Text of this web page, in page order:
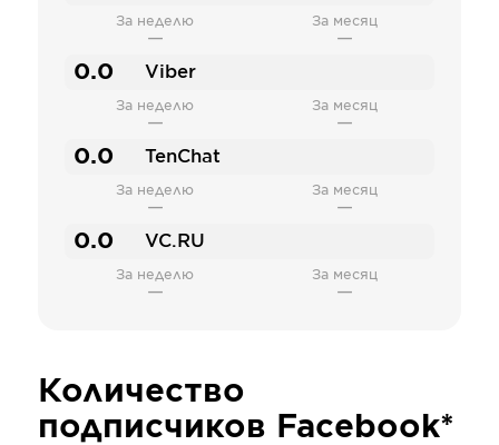
За неделю
—
За месяц
—
0.0 Viber
За неделю
—
За месяц
—
0.0 TenChat
За неделю
—
За месяц
—
0.0 VC.RU
За неделю
—
За месяц
—
Количество
подписчиков Facebook*